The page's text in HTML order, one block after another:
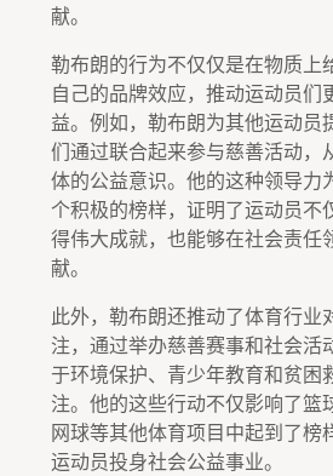
献。
勒布朗的行为不仅仅是在物质上
自己的品牌效应，推动运动员们
益。例如，勒布朗为其他运动员
们通过联合起来参与慈善活动，
体的公益意识。他的这种领导力
个积极的榜样，证明了运动员不
得伟大成就，也能够在社会责任
献。
此外，勒布朗还推动了体育行业
注，通过举办慈善赛事和社会活
于环境保护、青少年教育和贫困
注。他的这些行动不仅影响了篮
网球等其他体育项目中起到了榜
运动员投身社会公益事业。